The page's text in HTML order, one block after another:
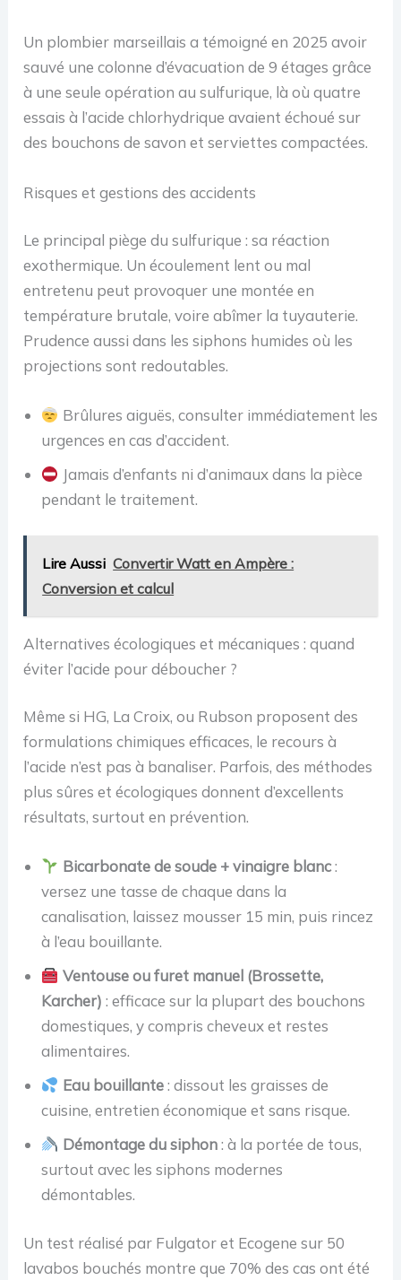
Un plombier marseillais a témoigné en 2025 avoir
sauvé une colonne d’évacuation de 9 étages grâce
à une seule opération au sulfurique, là où quatre
essais à l’acide chlorhydrique avaient échoué sur
des bouchons de savon et serviettes compactées.
Risques et gestions des accidents
Le principal piège du sulfurique : sa réaction
exothermique. Un écoulement lent ou mal
entretenu peut provoquer une montée en
température brutale, voire abîmer la tuyauterie.
Prudence aussi dans les siphons humides où les
projections sont redoutables.
Brûlures aiguës, consulter immédiatement les
urgences en cas d’accident.
Jamais d’enfants ni d’animaux dans la pièce
pendant le traitement.
Lire Aussi Convertir Watt en Ampère :
Conversion et calcul
Alternatives écologiques et mécaniques : quand
éviter l’acide pour déboucher ?
Même si HG, La Croix, ou Rubson proposent des
formulations chimiques efficaces, le recours à
l’acide n’est pas à banaliser. Parfois, des méthodes
plus sûres et écologiques donnent d’excellents
résultats, surtout en prévention.
Bicarbonate de soude + vinaigre blanc:
versez une tasse de chaque dans la
canalisation, laissez mousser 15 min, puis rincez
à l’eau bouillante.
Ventouse ou furet manuel (Brossette,
Karcher) : efficace sur la plupart des bouchons
domestiques, y compris cheveux et restes
alimentaires.
Eau bouillante: dissout les graisses de
cuisine, entretien économique et sans risque.
Démontage du siphon: à la portée de tous,
surtout avec les siphons modernes
démontables.
Un test réalisé par Fulgator et Ecogene sur 50
lavabos bouchés montre que 70% des cas ont été